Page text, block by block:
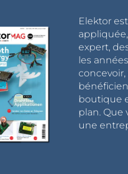
Elektor
expert,
les
boutique
plan. Que
une